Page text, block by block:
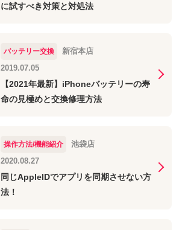
に試すべき対策と対処法
バッテリー交換
新宿本店
2019.07.05
【2021年最新】iPhoneバッテリーの寿
命の見極めと交換修理方法
操作方法/機能紹介
池袋店
2020.08.27
同じAppleIDでアプリを同期させない方
法！